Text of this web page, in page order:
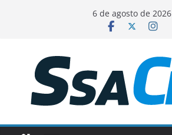
conteúdo
6 de agosto de 2026